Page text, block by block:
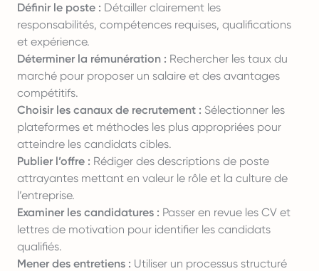
Définir le poste : Détailler clairement les
responsabilités, compétences requises, qualifications
et expérience.
Déterminer la rémunération : Rechercher les taux du
marché pour proposer un salaire et des avantages
compétitifs.
Choisir les canaux de recrutement : Sélectionner les
plateformes et méthodes les plus appropriées pour
atteindre les candidats cibles.
Publier l’offre : Rédiger des descriptions de poste
attrayantes mettant en valeur le rôle et la culture de
l’entreprise.
Examiner les candidatures : Passer en revue les CV et
lettres de motivation pour identifier les candidats
qualifiés.
Mener des entretiens : Utiliser un processus structuré